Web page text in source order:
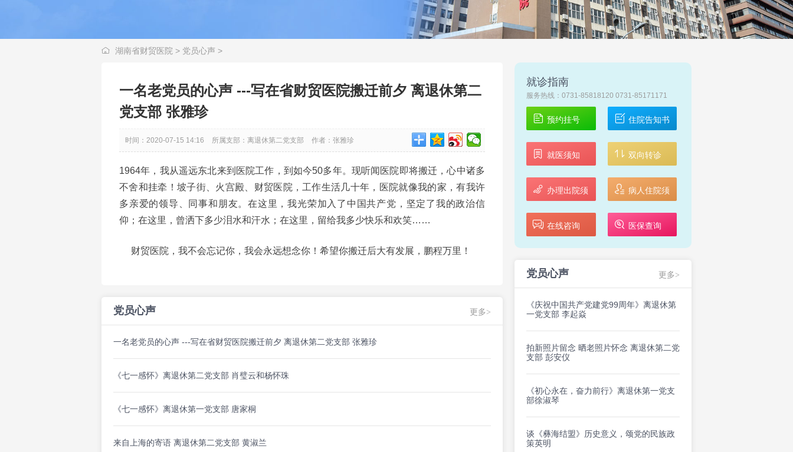
湖南省财贸医院 > 党员心声 >
一名老党员的心声 ---写在省财贸医院搬迁前夕 离退休第二
党支部 张雅珍
时间：2020-07-15 14:16 所属支部：离退休第二党支部 作者：张雅珍
1964年，我从遥远东北来到医院工作，到如今50多年。现听闻医院即将搬迁，心中诸多
不舍和挂牵！坡子街、火宫殿、财贸医院，工作生活几十年，医院就像我的家，有我许
多亲爱的领导、同事和朋友。在这里，我光荣加入了中国共产党，坚定了我的政治信
仰；在这里，曾洒下多少泪水和汗水；在这里，留给我多少快乐和欢笑……
财贸医院，我不会忘记你，我会永远想念你！希望你搬迁后大有发展，鹏程万里！
党员心声 更多>
一名老党员的心声 ---写在省财贸医院搬迁前夕 离退休第二党支部 张雅珍
《七一感怀》离退休第二党支部 肖璧云和杨怀珠
《七一感怀》离退休第一党支部 唐家桐
来自上海的寄语 离退休第二党支部 黄淑兰
就诊指南
服务热线：0731-85818120 0731-85171171
预约挂号 住院告知书
就医须知 双向转诊
办理出院须
知
病人住院须
知
在线咨询
医保查询
党员心声 更多>
《庆祝中国共产党建党99周年》离退休第
一党支部 李起焱
拍新照片留念 晒老照片怀念 离退休第二党
支部 彭安仪
《初心永在，奋力前行》离退休第一党支
部徐淑琴
谈《彝海结盟》历史意义，颂党的民族政
策英明